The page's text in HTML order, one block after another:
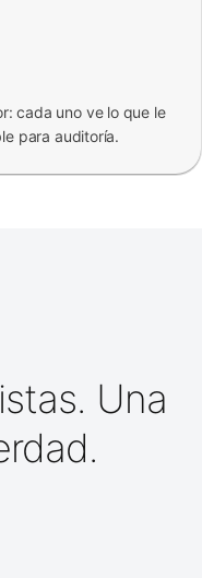
cada uno ve lo que le
para auditoría.
Una